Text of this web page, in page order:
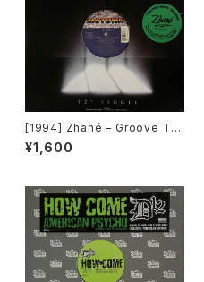
[1994] Zhané – Groove Th
ang (Remix) [Motown][在庫
B]
¥1,600